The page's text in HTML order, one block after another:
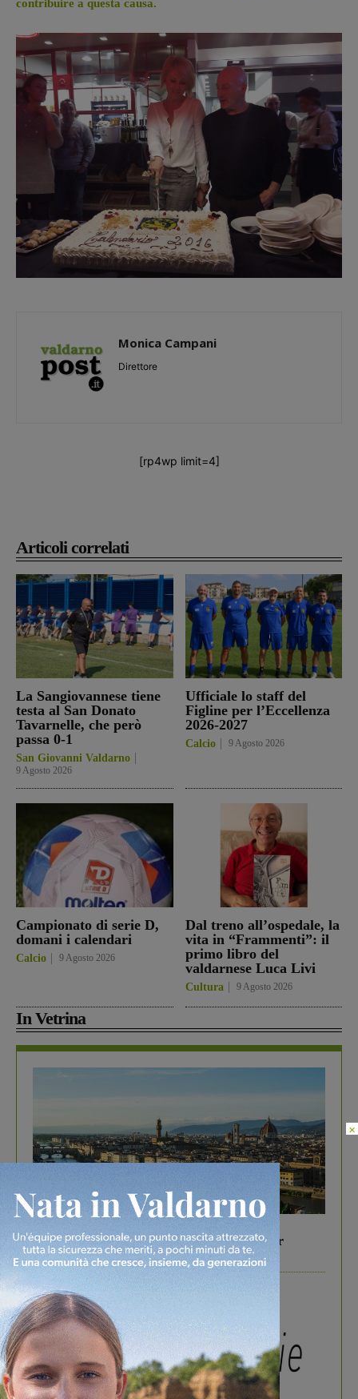
Articoli correlati
La Sangiovannese tiene
testa al San Donato
Tavarnelle, che però
passa 0-1
San Giovanni Valdarno
9 Agosto 2026
Ufficiale lo staff del
Figline per l’Eccellenza
2026-2027
Calcio 9 Agosto 2026
Campionato di serie D,
domani i calendari
Calcio 9 Agosto 2026
Dal treno all’ospedale, la
vita in “Frammenti”: il
primo libro del
valdarnese Luca Livi
Cultura 9 Agosto 2026
In Vetrina
In vetrina 6 Agosto 2026
Gita di famiglia a Firenze: 5 idee per far
divertire i tuoi figli
contribuire a questa causa.
Monica Campani
Direttore
[rp4wp limit=4]
×